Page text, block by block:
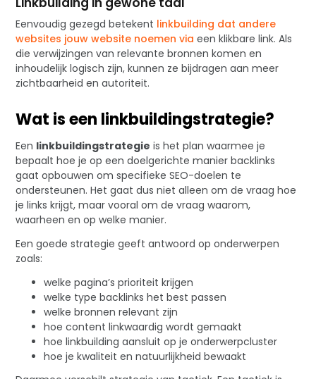
Eenvoudig gezegd betekent linkbuilding dat andere
websites jouw website noemen via een klikbare link. Als
die verwijzingen van relevante bronnen komen en
inhoudelijk logisch zijn, kunnen ze bijdragen aan meer
zichtbaarheid en autoriteit.
Wat is een linkbuildingstrategie?
Een linkbuildingstrategie is het plan waarmee je
bepaalt hoe je op een doelgerichte manier backlinks
gaat opbouwen om specifieke SEO-doelen te
ondersteunen. Het gaat dus niet alleen om de vraag hoe
je links krijgt, maar vooral om de vraag waarom,
waarheen en op welke manier.
Een goede strategie geeft antwoord op onderwerpen
zoals:
welke pagina’s prioriteit krijgen
welke type backlinks het best passen
welke bronnen relevant zijn
hoe content linkwaardig wordt gemaakt
hoe linkbuilding aansluit op je onderwerpcluster
hoe je kwaliteit en natuurlijkheid bewaakt